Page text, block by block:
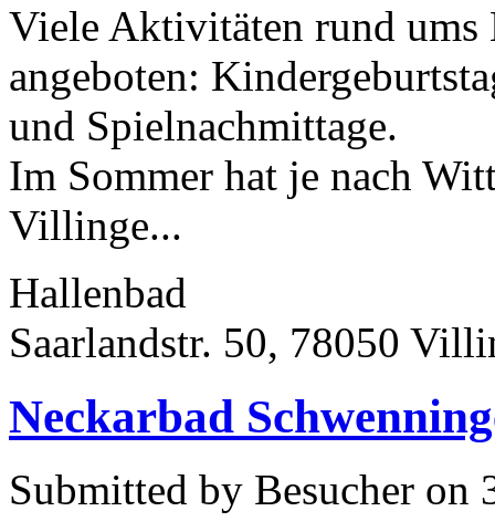
Viele Aktivitäten rund ums
angeboten:
und Spielnachmittage.
Im Sommer hat je nach
Villinge...
Hallenbad
Saarlandstr. 50, 78050
Neckarbad
Submitted by Besucher on